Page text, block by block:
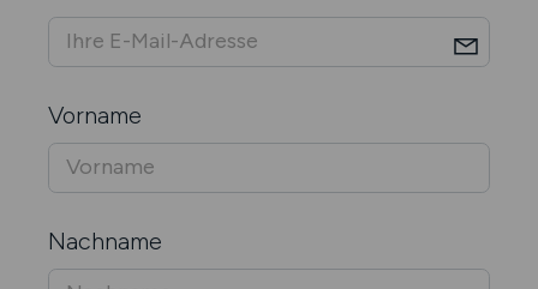
Vorname
Nachname